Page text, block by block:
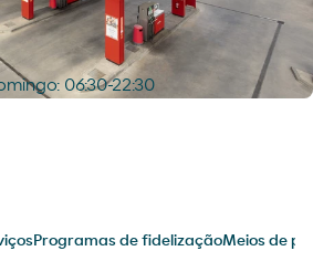
06:30-22:30
Programas de fidelizaçãoMeios de